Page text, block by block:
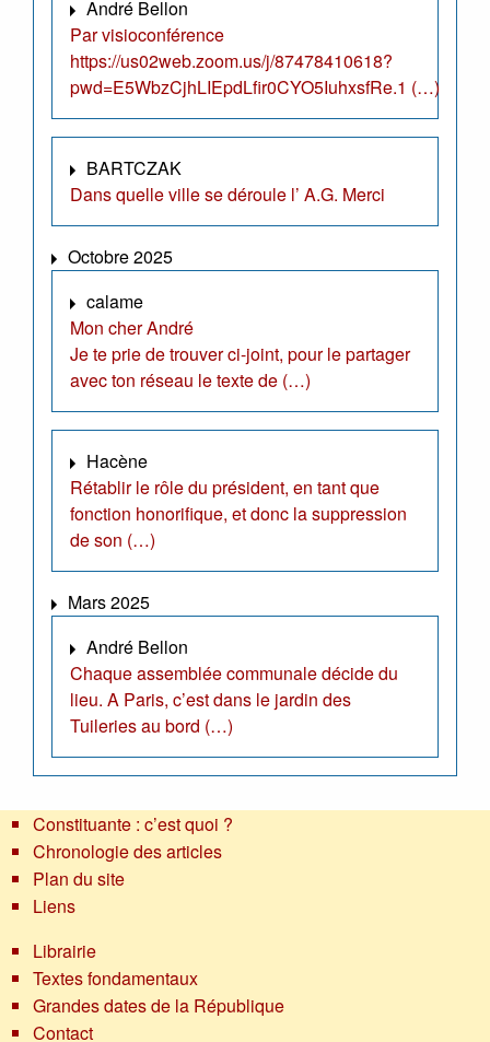
André Bellon
Par visioconférence
https://us02web.zoom.us/j/87478410618?
pwd=E5WbzCjhLIEpdLfir0CYO5IuhxsfRe.1 (…)
BARTCZAK
Dans quelle ville se déroule l’ A.G. Merci
Octobre 2025
calame
Mon cher André
Je te prie de trouver ci-joint, pour le partager
avec ton réseau le texte de (…)
Hacène
Rétablir le rôle du président, en tant que
fonction honorifique, et donc la suppression
de son (…)
Mars 2025
André Bellon
Chaque assemblée communale décide du
lieu. A Paris, c’est dans le jardin des
Tuileries au bord (…)
Constituante : c’est quoi ?
Chronologie des articles
Plan du site
Liens
Librairie
Textes fondamentaux
Grandes dates de la République
Contact